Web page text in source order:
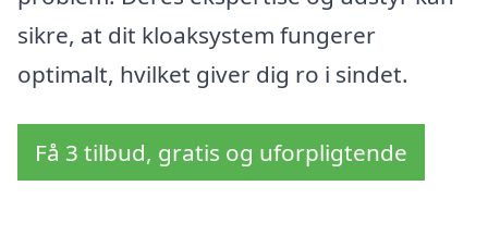
sikre, at dit kloaksystem fungerer
optimalt, hvilket giver dig ro i sindet.
Få 3 tilbud, gratis og uforpligtende